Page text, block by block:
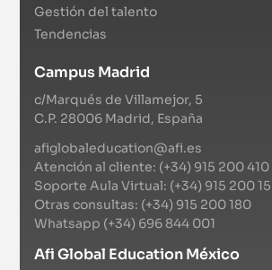
Gestión del talento
Tendencias
Campus Madrid
c/Marqués de Villamejor, 5
C.P. 28006 Madrid, España
afiglobaleducation@afi.es
Atención al cliente: (+34) 915 200 410
Soporte Aula Virtual: (+34) 915 200
Otras consultas: (+34) 915 200 180
Whatsapp (+34) 696 844 001
Afi Global Education México